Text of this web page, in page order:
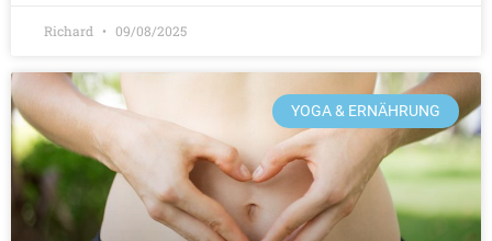
Richard 09/08/2025
YOGA & ERNÄHRUNG